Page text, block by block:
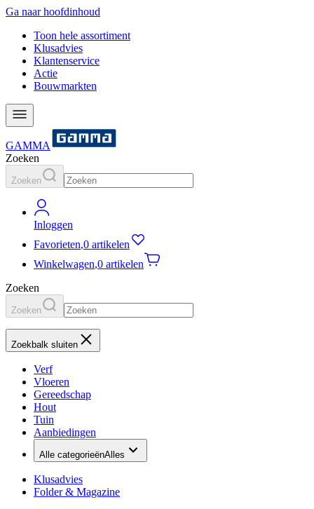
Ga naar hoofdinhoud
Toon hele assortiment
Klusadvies
Klantenservice
Actie
Bouwmarkten
GAMMA
Zoeken
Zoeken
Inloggen
Favorieten,0 artikelen
Winkelwagen,0 artikelen
Zoeken
Zoeken
Zoekbalk sluiten
Verf
Vloeren
Gereedschap
Hout
Tuin
Aanbiedingen
Alle categorieënAlles
Klusadvies
Folder & Magazine